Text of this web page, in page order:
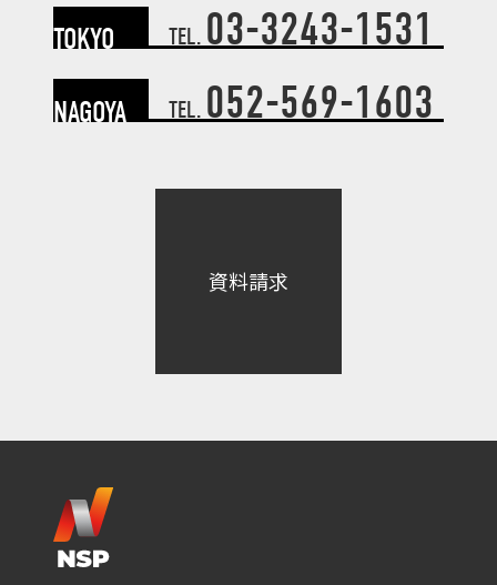
TOKYO TEL. 03-3243-1531
NAGOYA TEL. 052-569-1603
資料請求